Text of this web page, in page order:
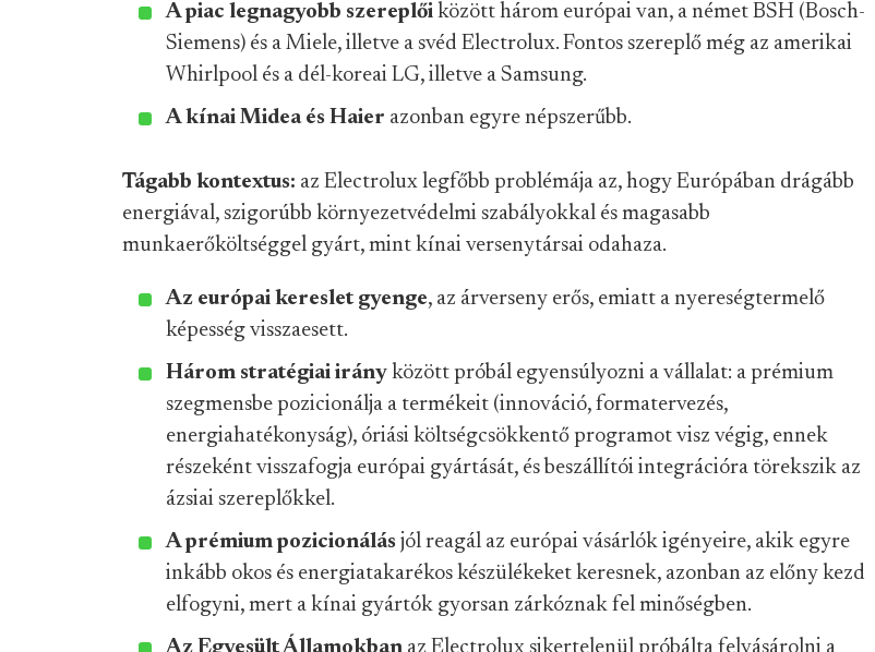
A piac legnagyobb szereplői között három európai van, a német BSH (Bosch-
Siemens) és a Miele, illetve a svéd Electrolux. Fontos szereplő még az amerikai
Whirlpool és a dél-koreai LG, illetve a Samsung.
A kínai Midea és Haier azonban egyre népszerűbb.
Tágabb kontextus: az Electrolux legfőbb problémája az, hogy Európában drágább
energiával, szigorúbb környezetvédelmi szabályokkal és magasabb
munkaerőköltséggel gyárt, mint kínai versenytársai odahaza.
Az európai kereslet gyenge, az árverseny erős, emiatt a nyereségtermelő
képesség visszaesett.
Három stratégiai irány között próbál egyensúlyozni a vállalat: a prémium
szegmensbe pozicionálja a termékeit (innováció, formatervezés,
energiahatékonyság), óriási költségcsökkentő programot visz végig, ennek
részeként visszafogja európai gyártását, és beszállítói integrációra törekszik az
ázsiai szereplőkkel.
A prémium pozicionálás jól reagál az európai vásárlók igényeire, akik egyre
inkább okos és energiatakarékos készülékeket keresnek, azonban az előny kezd
elfogyni, mert a kínai gyártók gyorsan zárkóznak fel minőségben.
Az Egyesült Államokban az Electrolux sikertelenül próbálta felvásárolni a